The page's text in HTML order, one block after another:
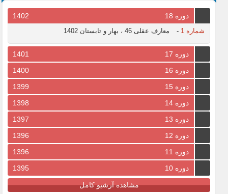
دوره 18 1402
شماره 1 - معارف عقلی 46 ، بهار و تابستان 1402
دوره 17
1401
دوره 16
1400
دوره 15
1399
دوره 14
1398
دوره 13
1397
دوره 12
1396
دوره 11
1396
دوره 10
1395
مشاهده آرشیو کامل